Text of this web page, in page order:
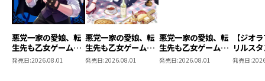
悪党一家の愛娘、転
生先も乙女ゲームの
極道令嬢でした。～
発売日:2026.08.01
悪党一家の愛娘、転
生先も乙女ゲームの
極道令嬢でした。６
発売日:2026.08.01
悪党一家の愛娘、転
生先も乙女ゲームの
極道令嬢でした。６
発売日:2026.08.01
【ジオ
リルス
悪党一
発売日: